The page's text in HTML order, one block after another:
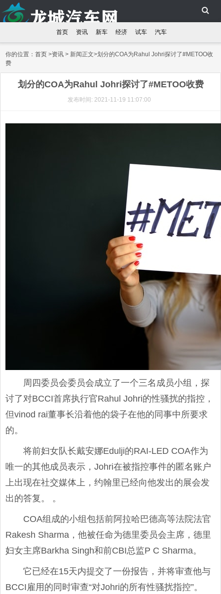
首页 资讯 新车 经济 试车 汽车
你的位置：首页 >资讯 > 新闻正文>划分的COA为Rahul Johri探讨了#METOO收
费
划分的COA为Rahul Johri探讨了#METOO收费
发布时间: 2021-11-19 11:07:00
周四委员会委员会成立了一个三名成员小组，探
讨了对BCCI首席执行官Rahul Johri的性骚扰的指控，
但vinod rai董事长沿着他的袋子在他的同事中所要求
的。
将前妇女队长戴安娜Edulji的RAI-LED COA作为
唯一的其他成员表示，Johri在被指控事件的匿名账户
上出现在社交媒体上，约翰里已经向他发出的展会发
出的答复。 。
COA组成的小组包括前阿拉哈巴德高等法院法官
Rakesh Sharma，他被任命为德里委员会主席，德里
妇女主席Barkha Singh和前CBI总监P C Sharma。
它已经在15天内提交了一份报告，并将审查他与
BCCI雇用的同时审查“对Johri的所有性骚扰指控”。